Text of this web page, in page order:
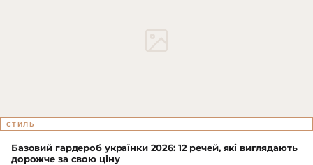
СТИЛЬ
Базовий гардероб українки 2026: 12 речей, які виглядають
дорожче за свою ціну